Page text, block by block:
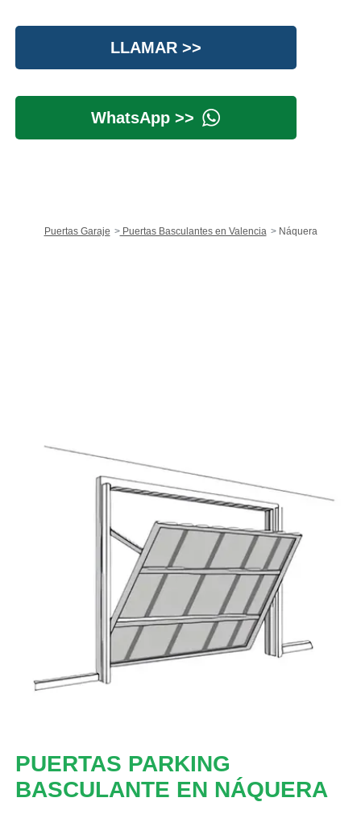
LLAMAR >>
WhatsApp >>
Puertas Garaje Puertas Basculantes en Valencia Náquera
PUERTAS PARKING
BASCULANTE EN NÁQUERA